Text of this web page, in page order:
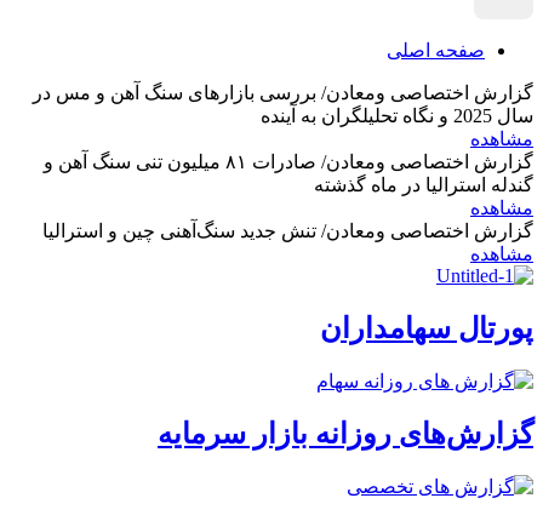
صفحه اصلی
گزارش اختصاصی ومعادن/ بررسی بازارهای سنگ آهن و مس در
سال 2025 و نگاه تحلیلگران به آینده
مشاهده
گزارش اختصاصی ومعادن/ صادرات ۸۱ میلیون تنی سنگ آهن و
گندله استرالیا در ماه گذشته
مشاهده
گزارش اختصاصی ومعادن/ تنش جدید سنگ‌آهنی چین و استرالیا
مشاهده
پورتال سهامداران
گزارش‌های روزانه بازار سرمایه